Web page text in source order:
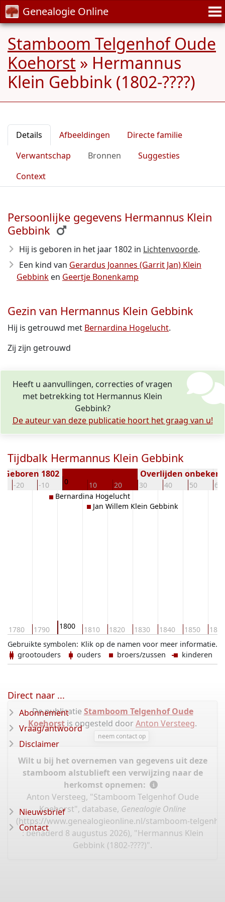
Genealogie Online
Stamboom Telgenhof Oude
Koehorst » Hermannus
Klein Gebbink (1802-????)
Details Afbeeldingen
Directe familie
Verwantschap
Bronnen
Suggesties
Context
Persoonlijke gegevens Hermannus Klein
Gebbink
Hij is geboren in het jaar 1802 in Lichtenvoorde.
Een kind van Gerardus Joannes (Garrit Jan) Klein
Gebbink en Geertje Bonenkamp
Gezin van Hermannus Klein Gebbink
Hij is getrouwd met Bernardina Hogelucht.
Zij zijn getrouwd
Heeft u aanvullingen, correcties of vragen
met betrekking tot Hermannus Klein
Gebbink?
De auteur van deze publicatie hoort het graag van u!
Tijdbalk Hermannus Klein Gebbink
-20 -10 0 10 20 30 40 50 60
Geboren 1802 Overlijden
1780 1790 1800 1810 1820 1830 1840 1850 1860
Bernardina Hogelucht
Jan Willem Klein Gebbink
Klik op de namen voor meer informatie.
Gebruikte symbolen:
grootouders
ouders broers/zussen kinderen
De publicatie Stamboom Telgenhof Oude
Koehorst is opgesteld doorAnton Versteeg.
neem contact op
Wilt u bij het overnemen van gegevens uit deze
stamboom alstublieft een verwijzing naar de
herkomst opnemen:
Anton Versteeg, "Stamboom Telgenhof Oude
Koehorst", database, Genealogie Online
(https://www.genealogieonline.nl/stamboom-
: benaderd 8 augustus 2026), "Hermannus Klein
Gebbink (1802-????)".
Direct naar ...
Abonnement
Vraag/antwoord
Disclaimer
Nieuwsbrief
Contact